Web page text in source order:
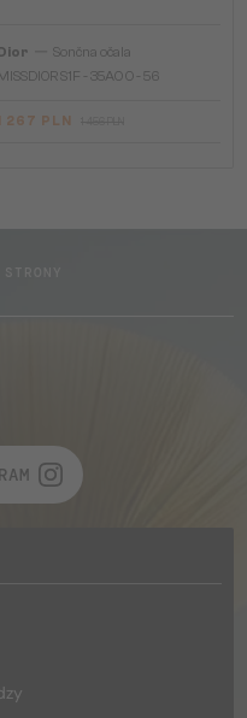
Sončna očala
S1F - 35A0 O - 56
267 PLN